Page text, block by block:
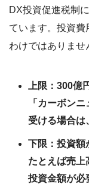
DX投資促進税制
ています。投資費
わけではありませ
上限：300億
「カーボン
受ける場合は
下限：投資額
たとえば売上
投資金額が必